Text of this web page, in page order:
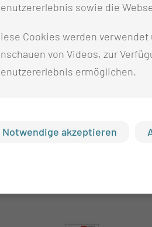
sowie die
Cookies werden
von Videos, zur
ermöglichen.
Notwendige akzeptieren